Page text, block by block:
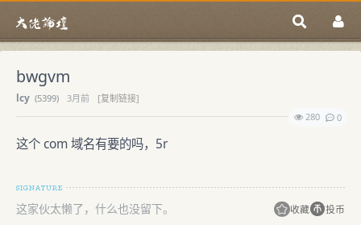
bwgvm
lcy (5399) 3月前
[复制链接]
280
0
这个 com 域名有要的吗，5r
这家伙太懒了，什么也没留下。 收藏 投币